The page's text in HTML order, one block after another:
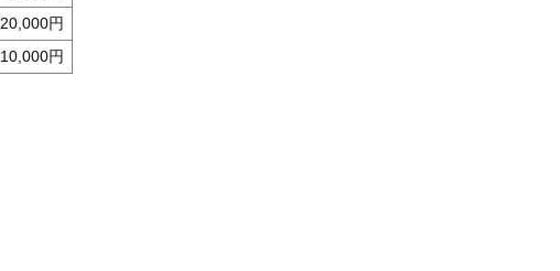
20,000
10,000